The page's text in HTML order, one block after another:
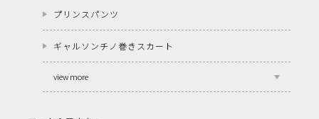
プリンスパンツ
ギャルソンチノ巻きスカート
view more